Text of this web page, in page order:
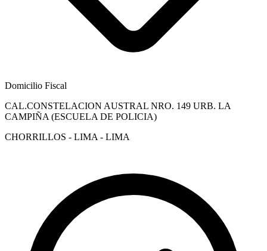
Domicilio Fiscal
CAL.CONSTELACION AUSTRAL NRO. 149 URB. LA
CAMPIÑA (ESCUELA DE POLICIA)
CHORRILLOS - LIMA - LIMA